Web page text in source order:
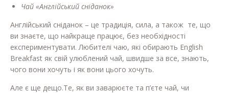
Чай «Англійський сніданок»
Англійський сніданок – це традиція, сила, а також те, що
ви знаєте, що найкраще працює, без необхідності
експериментувати. Любителі чаю, які обирають English
Breakfast як свій улюблений чай, швидше за все, знають,
чого вони хочуть і як вони цього хочуть.
Але є ще дещо.Те, як ви заварюєте та п’єте чай, чи